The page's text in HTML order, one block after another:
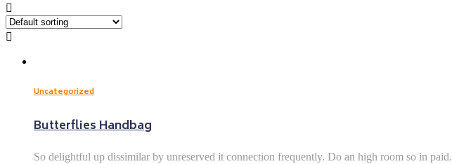
Uncategorized
Butterflies Handbag
So delightful up dissimilar by unreserved it connection frequently. Do an high room so in paid.